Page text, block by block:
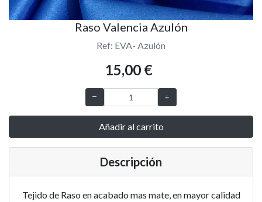
Raso Valencia Azulón
Ref: EVA- Azulón
15,00 €
Añadir al carrito
Descripción
Tejido de Raso en acabado mas mate, en mayor calidad